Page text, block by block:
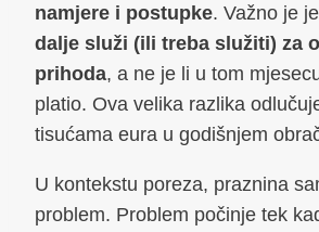
namjere i postupke. Važno je
dalje služi (ili treba služiti) za
prihoda, a ne je li u tom
platio. Ova velika razlika
tisućama eura u godišnjem
U kontekstu poreza, praznina
problem. Problem počinje tek